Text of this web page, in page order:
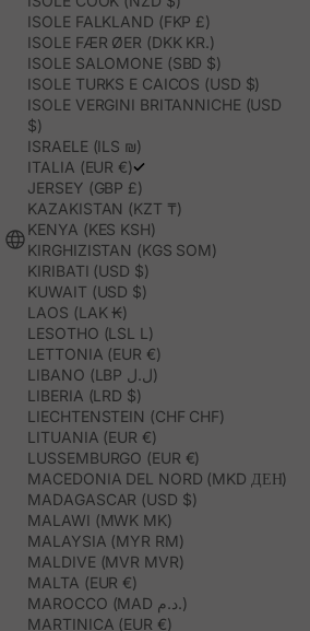
ISOLE FALKLAND (FKP £)
ISOLE FÆR ØER (DKK KR.)
ISOLE SALOMONE (SBD $)
ISOLE TURKS E CAICOS (USD $)
ISOLE VERGINI BRITANNICHE (USD
$)
ISRAELE (ILS ₪)
ITALIA (EUR €)
JERSEY (GBP £)
KAZAKISTAN (KZT ₸)
KENYA (KES KSH)
KIRGHIZISTAN (KGS SOM)
KIRIBATI (USD $)
KUWAIT (USD $)
LAOS (LAK ₭)
LESOTHO (LSL L)
LETTONIA (EUR €)
LIBANO (LBP ل.ل)
LIBERIA (LRD $)
LIECHTENSTEIN (CHF CHF)
LITUANIA (EUR €)
LUSSEMBURGO (EUR €)
MACEDONIA DEL NORD (MKD ДЕН)
MADAGASCAR (USD $)
MALAWI (MWK MK)
MALAYSIA (MYR RM)
MALDIVE (MVR MVR)
MALTA (EUR €)
MAROCCO (MAD د.م.)
MARTINICA (EUR €)